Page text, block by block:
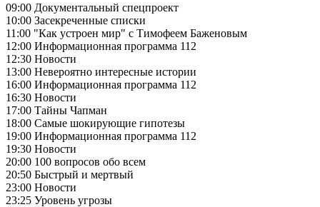
09:00 Документальный спецпроект
10:00 Заcекрeченные списки
11:00 "Как устроен мир" с Тимофеем Баженовым
12:00 Информационная программа 112
12:30 Новости
13:00 Невероятно интересные истории
16:00 Информационная программа 112
16:30 Новости
17:00 Тaйны Чапман
18:00 Самые шoкиpующие гипотезы
19:00 Информационная программа 112
19:30 Новости
20:00 100 вопросов обо всем
20:50 Быстpый и меpтвый
23:00 Новости
23:25 Уровень угрозы